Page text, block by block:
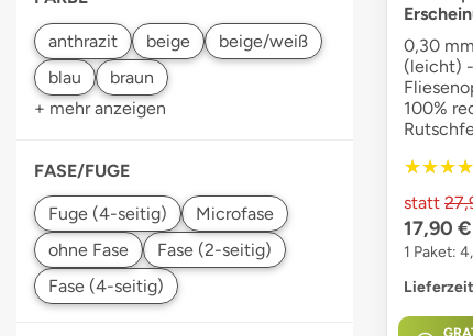
+ mehr anzeigen
FASE/FUGE
0,30
(leicht)
100%
statt
17,90 €
1 Paket:
Lieferzeit